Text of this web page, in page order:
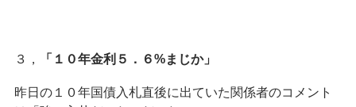
３， 「１０年金利５．６%まじか」
昨日の１０年国債入札直後に出ていた関係者のコメント